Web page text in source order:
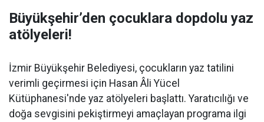
Büyükşehir’den çocuklara dopdolu yaz
atölyeleri!
İzmir Büyükşehir Belediyesi, çocukların yaz tatilini
verimli geçirmesi için Hasan Âli Yücel
Kütüphanesi'nde yaz atölyeleri başlattı. Yaratıcılığı ve
doğa sevgisini pekiştirmeyi amaçlayan programa ilgi